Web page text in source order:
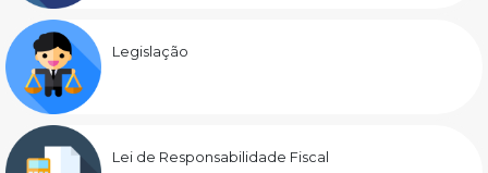
Legislação
Lei de Responsabilidade Fiscal